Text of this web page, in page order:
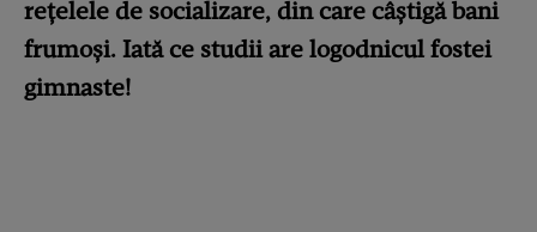
rețelele de socializare, din care câștigă bani
frumoși. Iată ce studii are logodnicul fostei
gimnaste!